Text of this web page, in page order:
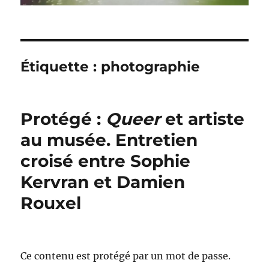
Étiquette : photographie
Protégé : Queeret artiste
au musée. Entretien
croisé entre Sophie
Kervran et Damien
Rouxel
Ce contenu est protégé par un mot de passe.